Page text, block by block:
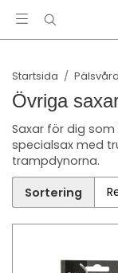
Startsida /
Övriga
Saxar för dig
specialsax med
trampdynorna.
Sortering